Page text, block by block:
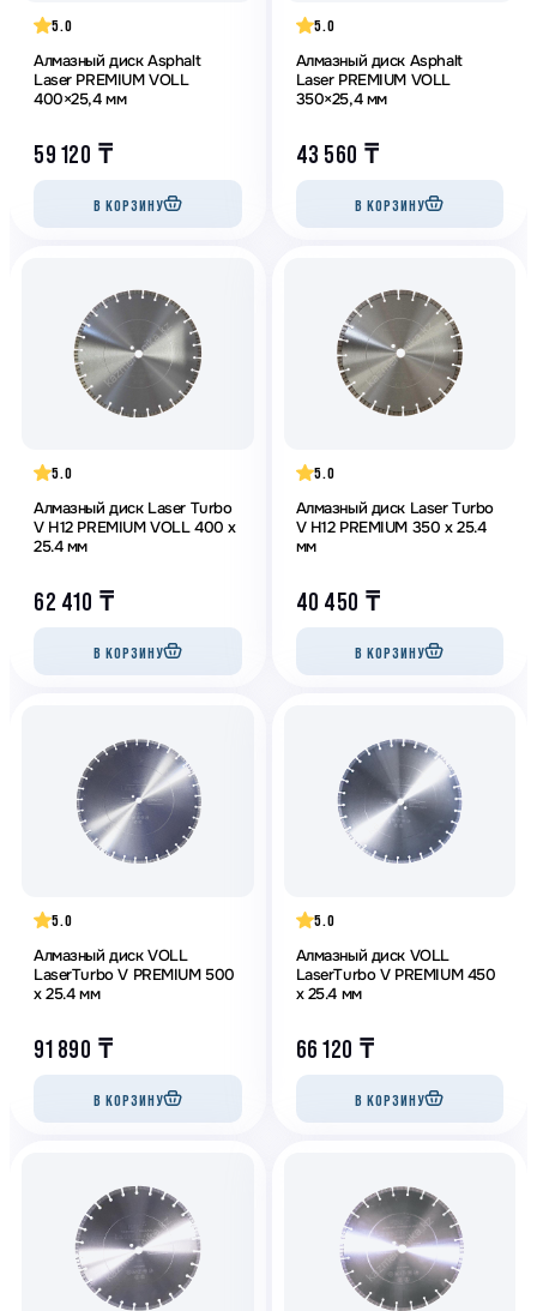
5.0
Алмазный диск Asphalt
Laser PREMIUM VOLL
400×25,4 мм
59 120 ₸
В КОРЗИНУ
5.0
Алмазный диск Asphalt
Laser PREMIUM VOLL
350×25,4 мм
43 560 ₸
В КОРЗИНУ
5.0
Алмазный диск Laser Turbo
V Н12 PREMIUM VOLL 400 х
25.4 мм
62 410 ₸
В КОРЗИНУ
5.0
Алмазный диск Laser Turbo
V Н12 PREMIUM 350 х 25.4
мм
40 450 ₸
В КОРЗИНУ
5.0
Алмазный диск VOLL
LaserTurbo V PREMIUM 500
х 25.4 мм
91 890 ₸
В КОРЗИНУ
5.0
Алмазный диск VOLL
LaserTurbo V PREMIUM 450
х 25.4 мм
66 120 ₸
В КОРЗИНУ